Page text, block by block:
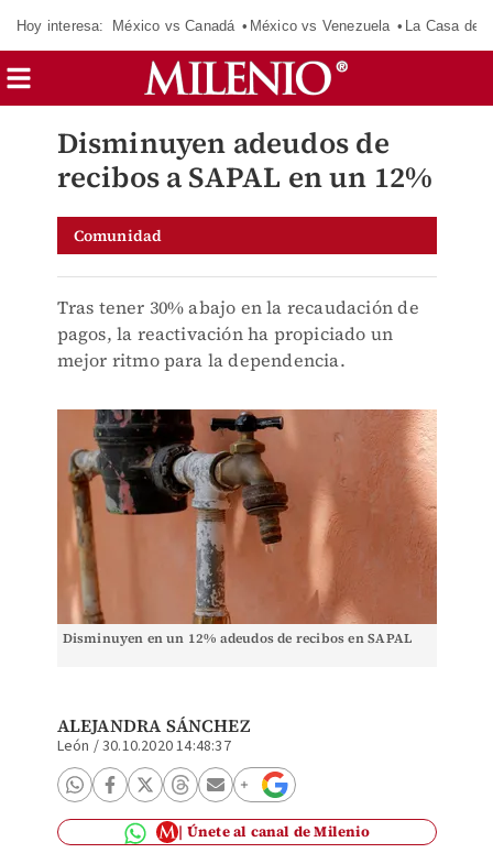
Hoy interesa: México vs Canadá México vs Venezuela La Casa de
Disminuyen adeudos de
recibos a SAPAL en un 12%
Comunidad
Tras tener 30% abajo en la recaudación de
pagos, la reactivación ha propiciado un
mejor ritmo para la dependencia.
Disminuyen en un 12% adeudos de recibos en SAPAL
ALEJANDRA SÁNCHEZ
León /30.10.2020 14:48:37
Únete al canal de Milenio